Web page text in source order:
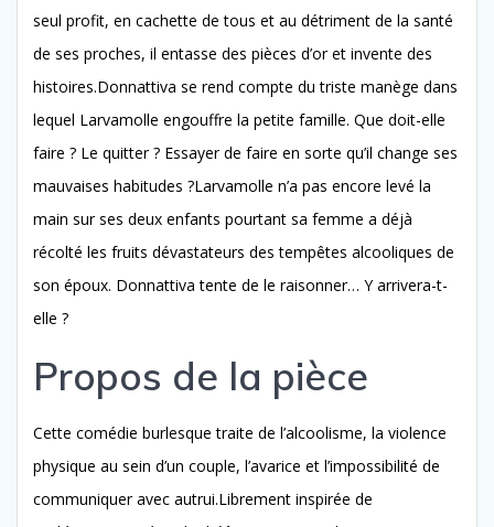
seul profit, en cachette de tous et au détriment de la santé
de ses proches, il entasse des pièces d’or et invente des
histoires.Donnattiva se rend compte du triste manège dans
lequel Larvamolle engouffre la petite famille. Que doit-elle
faire ? Le quitter ? Essayer de faire en sorte qu’il change ses
mauvaises habitudes ?Larvamolle n’a pas encore levé la
main sur ses deux enfants pourtant sa femme a déjà
récolté les fruits dévastateurs des tempêtes alcooliques de
son époux. Donnattiva tente de le raisonner… Y arrivera-t-
elle ?
Propos de la pièce
Cette comédie burlesque traite de l’alcoolisme, la violence
physique au sein d’un couple, l’avarice et l’impossibilité de
communiquer avec autrui.Librement inspirée de